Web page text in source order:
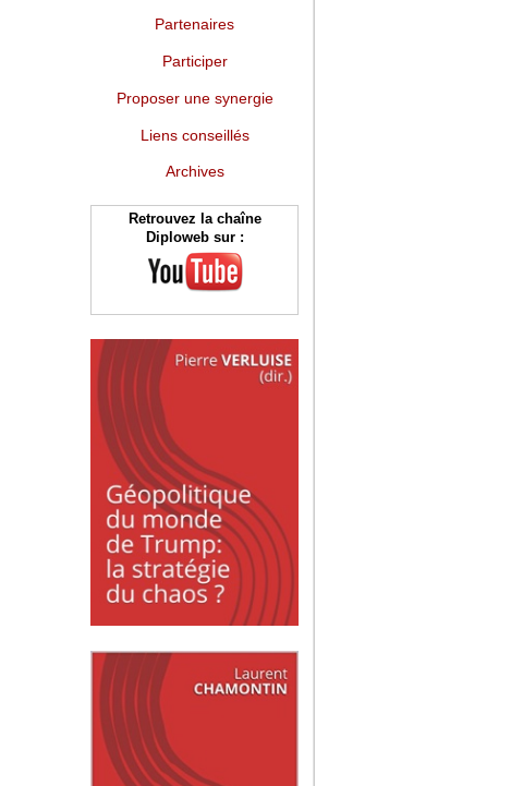
Partenaires
Participer
Proposer une synergie
Liens conseillés
Archives
Retrouvez la chaîne
Diploweb sur :